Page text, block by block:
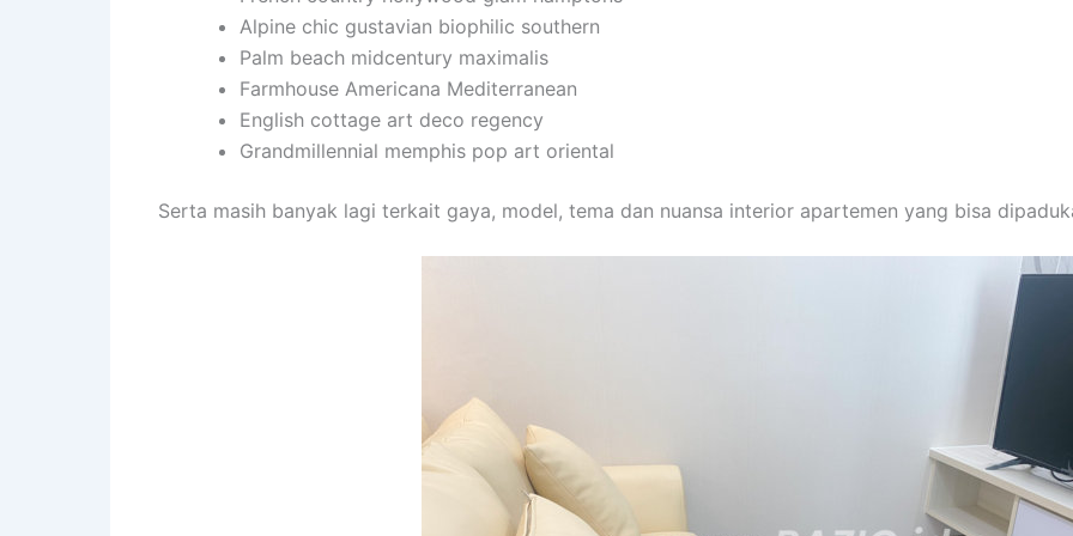
Alpine chic gustavian biophilic southern
Palm beach midcentury maximalis
Farmhouse Americana Mediterranean
English cottage art deco regency
Grandmillennial memphis pop art oriental
Serta masih banyak lagi terkait gaya, model, tema dan nuansa interior apartemen yang bisa